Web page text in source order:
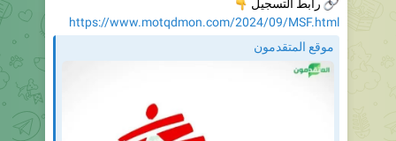
موقع المتقدمون